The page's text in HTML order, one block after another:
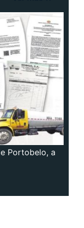
Portobelo, a